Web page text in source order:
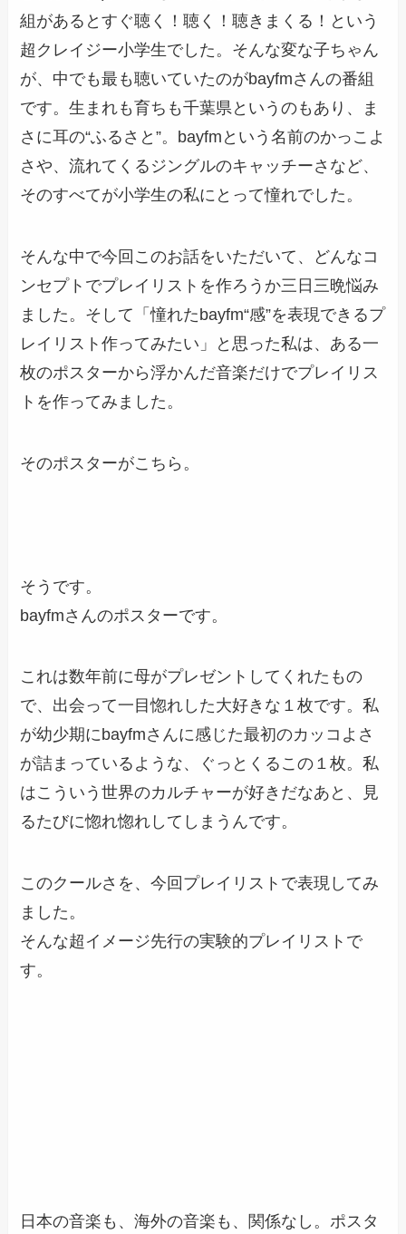
組があるとすぐ聴く！聴く！聴きまくる！という
超クレイジー小学生でした。そんな変な子ちゃん
が、中でも最も聴いていたのがbayfmさんの番組
です。生まれも育ちも千葉県というのもあり、ま
さに耳の“ふるさと”。bayfmという名前のかっこよ
さや、流れてくるジングルのキャッチーさなど、
そのすべてが小学生の私にとって憧れでした。
そんな中で今回このお話をいただいて、どんなコ
ンセプトでプレイリストを作ろうか三日三晩悩み
ました。そして「憧れたbayfm“感”を表現できるプ
レイリスト作ってみたい」と思った私は、ある一
枚のポスターから浮かんだ音楽だけでプレイリス
トを作ってみました。
そのポスターがこちら。
そうです。
bayfmさんのポスターです。
これは数年前に母がプレゼントしてくれたもの
で、出会って一目惚れした大好きな１枚です。私
が幼少期にbayfmさんに感じた最初のカッコよさ
が詰まっているような、ぐっとくるこの１枚。私
はこういう世界のカルチャーが好きだなあと、見
るたびに惚れ惚れしてしまうんです。
このクールさを、今回プレイリストで表現してみ
ました。
そんな超イメージ先行の実験的プレイリストで
す。
日本の音楽も、海外の音楽も、関係なし。ポスタ